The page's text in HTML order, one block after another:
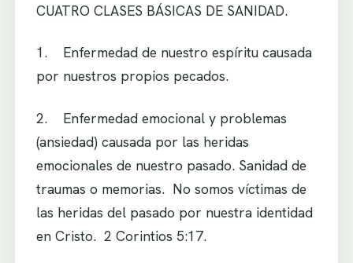
CUATRO CLASES BÁSICAS DE SANIDAD.
1. Enfermedad de nuestro espíritu causada
por nuestros propios pecados.
2. Enfermedad emocional y problemas
(ansiedad) causada por las heridas
emocionales de nuestro pasado. Sanidad de
traumas o memorias. No somos víctimas de
las heridas del pasado por nuestra identidad
en Cristo. 2 Corintios 5:17.